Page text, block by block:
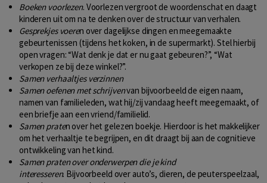
Boeken voorlezen. Voorlezen vergroot de woordenschat en daagt
kinderen uit om na te denken over de structuur van verhalen.
Gesprekjes voeren over dagelijkse dingen en meegemaakte
gebeurtenissen (tijdens het koken, in de supermarkt). Stel hierbij
open vragen: “Wat denk je dat er nu gaat gebeuren?”, “Wat
verkopen ze bij deze winkel?”.
Samen verhaaltjes verzinnen
Samen oefenen met schrijvenvan bijvoorbeeld de eigen naam,
namen van familieleden, wat hij/zij vandaag heeft meegemaakt, of
een briefje aan een vriend/familielid.
Samen praten over het gelezen boekje. Hierdoor is het makkelijker
om het verhaaltje te begrijpen, en dit draagt bij aan de cognitieve
ontwikkeling van het kind.
Samen praten over onderwerpen die je kind
interesseren. Bijvoorbeeld over auto’s, dieren, de peuterspeelzaal,